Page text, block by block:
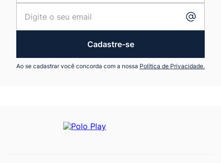
Cadastre-se
Ao se cadastrar você concorda com a nossa Política de Privacidade.